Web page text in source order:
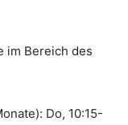
im Bereich des
Do, 10:15-